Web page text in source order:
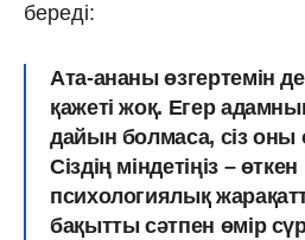
береді:
Ата-ананы өзгертемін
қажеті жоқ. Егер
дайын болмаса, сіз оны
Сіздің міндетіңіз –
психологиялық
бақытты сәтпен өмір